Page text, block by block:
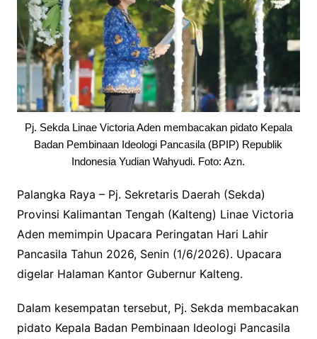
Pj. Sekda Linae Victoria Aden membacakan pidato Kepala
Badan Pembinaan Ideologi Pancasila (BPIP) Republik
Indonesia Yudian Wahyudi. Foto: Azn.
Palangka Raya – Pj. Sekretaris Daerah (Sekda)
Provinsi Kalimantan Tengah (Kalteng) Linae Victoria
Aden memimpin Upacara Peringatan Hari Lahir
Pancasila Tahun 2026, Senin (1/6/2026). Upacara
digelar Halaman Kantor Gubernur Kalteng.
Dalam kesempatan tersebut, Pj. Sekda membacakan
pidato Kepala Badan Pembinaan Ideologi Pancasila